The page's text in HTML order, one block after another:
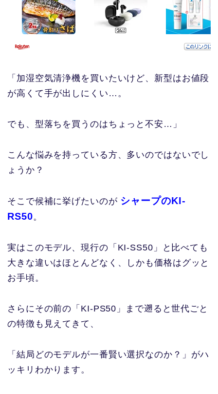
「加湿空気清浄機を買いたいけど、新型はお値段
が高くて手が出しにくい…。
でも、型落ちを買うのはちょっと不安…」
こんな悩みを持っている方、多いのではないでし
ょうか？
そこで候補に挙げたいのが シャープのKI-
RS50。
実はこのモデル、現行の「KI-SS50」と比べても
大きな違いはほとんどなく、しかも価格はグッと
お手頃。
さらにその前の「KI-PS50」まで遡ると世代ごと
の特徴も見えてきて、
「結局どのモデルが一番賢い選択なのか？」がハ
ッキリわかります。